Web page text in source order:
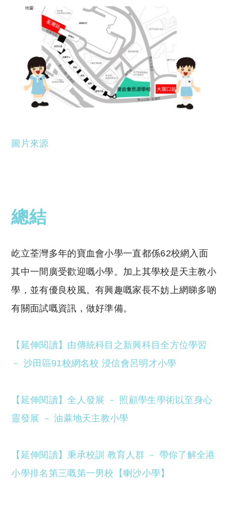
圖片來源
總結
屹立荃灣多年的寶血會小學一直都係62校網入面
其中一間廣受歡迎嘅小學。加上其學校是天主教小
學，並有優良校風。有興趣嘅家長不妨上網睇多啲
有關面試嘅資訊，做好準備。
【延伸閱讀】由傳統科目之新興科目全方位學習
－ 沙田區91校網名校 浸信會呂明才小學
【延伸閱讀】全人發展 － 照顧學生學術以至身心
靈發展 － 油蔴地天主教小學
【延伸閱讀】秉承校訓 教育人群 － 帶你了解全港
小學排名第三嘅第一男校【喇沙小學】